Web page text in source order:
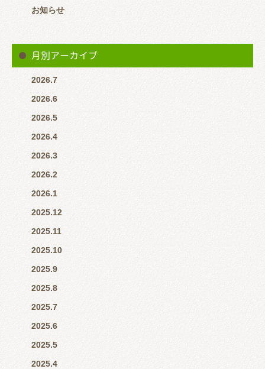
※営業時間中で患者様対応している場合はLINEの返信が遅くな
お知らせ
月別アーカイブ
2026.7
2026.6
2026.5
2026.4
2026.3
2026.2
2026.1
2025.12
2025.11
2025.10
2025.9
2025.8
2025.7
2025.6
2025.5
2025.4